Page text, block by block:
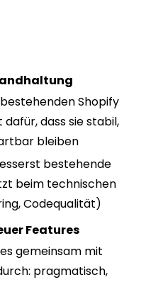
Shopify
dass sie stabil,
bleiben
bestehende
beim technischen
Codequalität)
Features
gemeinsam mit
pragmatisch,